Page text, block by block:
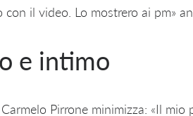
il video. Lo mostrero ai pm»
e intimo
Pirrone minimizza: «Il